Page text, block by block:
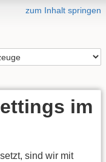
zum Inhalt springen
im
sind wir mit